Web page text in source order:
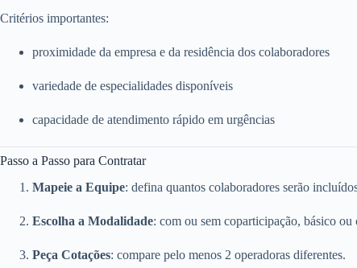
Critérios importantes:
proximidade da empresa e da residência dos colaboradores
variedade de especialidades disponíveis
capacidade de atendimento rápido em urgências
Passo a Passo para Contratar
Mapeie a Equipe: defina quantos colaboradores serão
Escolha a Modalidade: com ou sem coparticipação, básico ou
Peça Cotações: compare pelo menos 2 operadoras diferentes.